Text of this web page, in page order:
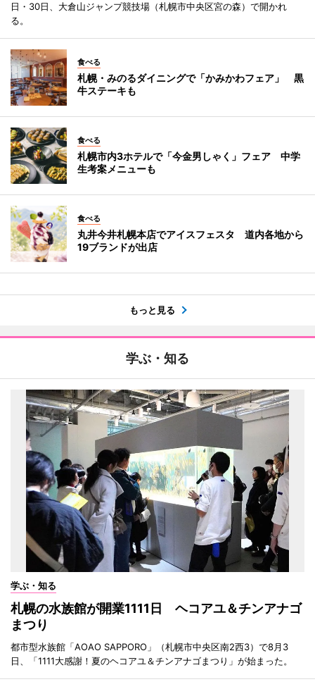
日・30日、大倉山ジャンプ競技場（札幌市中央区宮の森）で開かれ
る。
食べる
札幌・みのるダイニングで「かみかわフェア」 黒
牛ステーキも
食べる
札幌市内3ホテルで「今金男しゃく」フェア 中学
生考案メニューも
食べる
丸井今井札幌本店でアイスフェスタ 道内各地から
19ブランドが出店
もっと見る
学ぶ・知る
学ぶ・知る
札幌の水族館が開業1111日 ヘコアユ＆チンアナゴ
まつり
都市型水族館「AOAO SAPPORO」（札幌市中央区南2西3）で8月3
日、「1111大感謝！夏のヘコアユ＆チンアナゴまつり」が始まった。